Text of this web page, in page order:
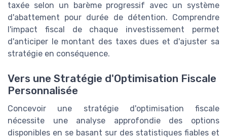
taxée selon un barème progressif avec un système
d'abattement pour durée de détention. Comprendre
l'impact fiscal de chaque investissement permet
d'anticiper le montant des taxes dues et d'ajuster sa
stratégie en conséquence.
Vers une Stratégie d'Optimisation Fiscale
Personnalisée
Concevoir une stratégie d'optimisation fiscale
nécessite une analyse approfondie des options
disponibles en se basant sur des statistiques fiables et